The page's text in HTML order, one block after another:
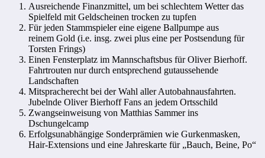
Ausreichende Finanzmittel, um bei schlechtem Wetter das
Spielfeld mit Geldscheinen trocken zu tupfen
Für jeden Stammspieler eine eigene Ballpumpe aus
reinem Gold (i.e. insg. zwei plus eine per Postsendung für
Torsten Frings)
Einen Fensterplatz im Mannschaftsbus für Oliver Bierhoff.
Fahrtrouten nur durch entsprechend gutaussehende
Landschaften
Mitspracherecht bei der Wahl aller Autobahnausfahrten.
Jubelnde Oliver Bierhoff Fans an jedem Ortsschild
Zwangseinweisung von Matthias Sammer ins
Dschungelcamp
Erfolgsunabhängige Sonderprämien wie Gurkenmasken,
Hair-Extensions und eine Jahreskarte für „Bauch, Beine, Po“